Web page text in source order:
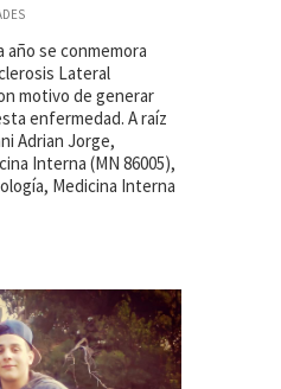
año se conmemora
Lateral
motivo de generar
enfermedad. A raíz
Adrian Jorge,
Interna (MN 86005),
Medicina Interna